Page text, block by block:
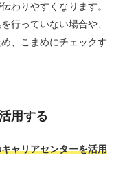
わりやすくなります。
行っていない場合や、
、こまめにチェックす
用する
ャリアセンターを活用